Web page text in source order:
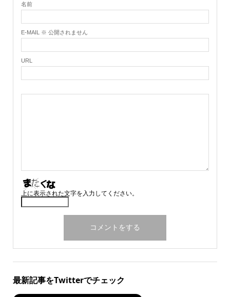
名前
E-MAIL ※ 公開されません
URL
上に表示された文字を入力してください。
最新記事をTwitterでチェック